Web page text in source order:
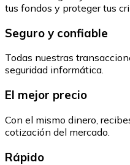
tus fondos y proteger tus
Seguro y confiable
Todas nuestras
seguridad informática.
El mejor precio
Con el mismo dinero,
cotización del mercado.
Rápido